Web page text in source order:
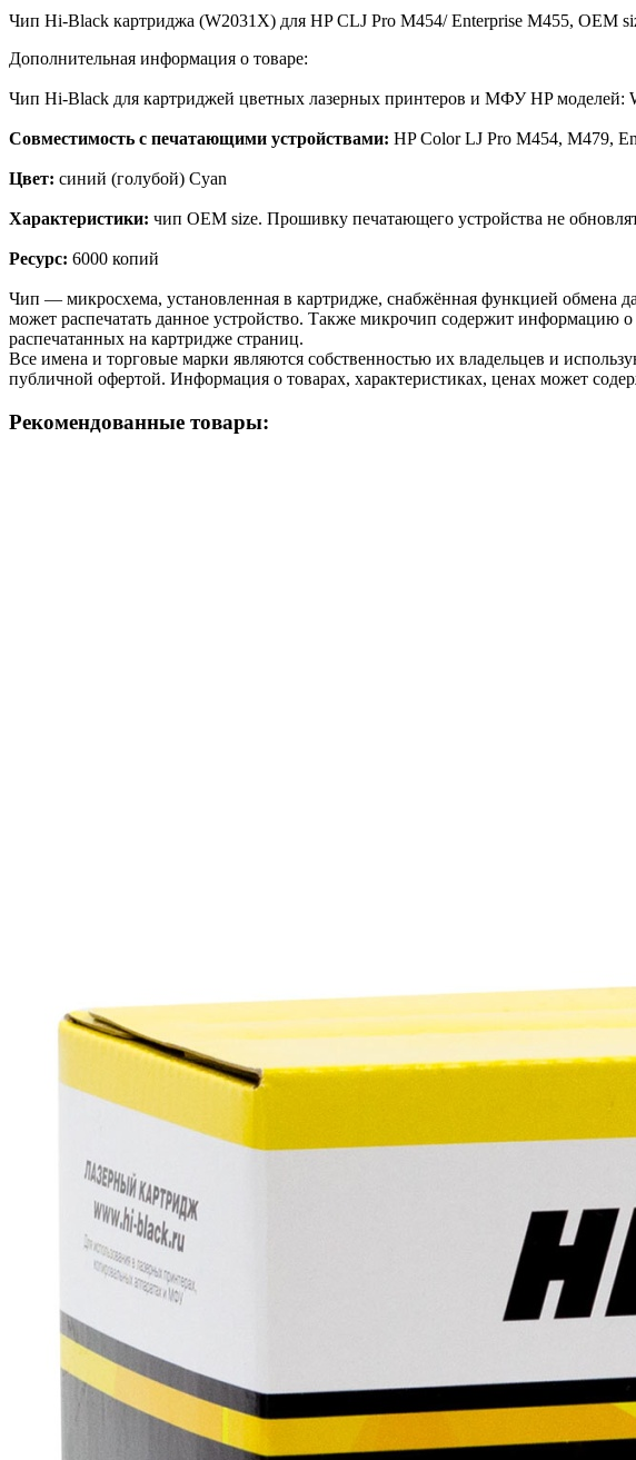
Чип Hi-Black картриджа (W2031X) для HP CLJ Pro M454/ Enterprise M455, OEM
Дополнительная информация о товаре:
Чип Hi-Black для картриджей цветных лазерных принтеров и МФУ HP моделей:
Совместимость с печатающими устройствами: HP Color LJ Pro M454, M479,
Цвет: синий (голубой) Cyan
Характеристики: чип OEM size. Прошивку печатающего устройства не
Ресурс: 6000 копий
Чип — микросхема, установленная в картридже, снабжённая функцией обмена
может распечатать данное устройство. Также микрочип содержит информацию
распечатанных на картридже страниц.
Все имена и торговые марки являются собственностью их владельцев и
публичной офертой. Информация о товарах, характеристиках, ценах может
Рекомендованные товары: